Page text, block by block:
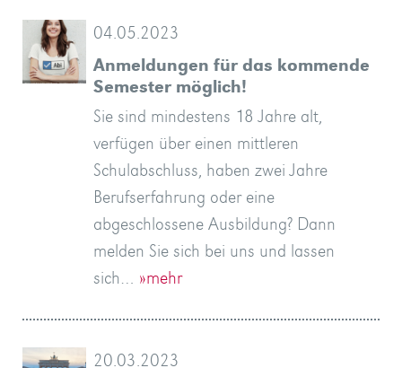
04.05.2023
Anmeldungen für das kommende
Semester möglich!
Sie sind mindestens 18 Jahre alt,
verfügen über einen mittleren
Schulabschluss, haben zwei Jahre
Berufserfahrung oder eine
abgeschlossene Ausbildung? Dann
melden Sie sich bei uns und lassen
sich… »mehr
20.03.2023